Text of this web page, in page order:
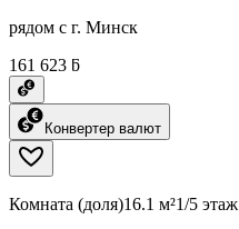
рядом с г. Минск
161 623 ƃ
Конвертер валют
Комната (доля)16.1 м²1/5 этаж